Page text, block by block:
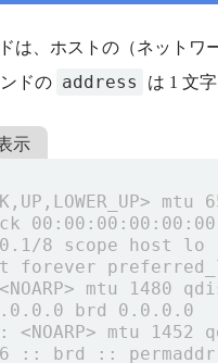
は、ホストの（ネットワ
ドの address は 1 文
示